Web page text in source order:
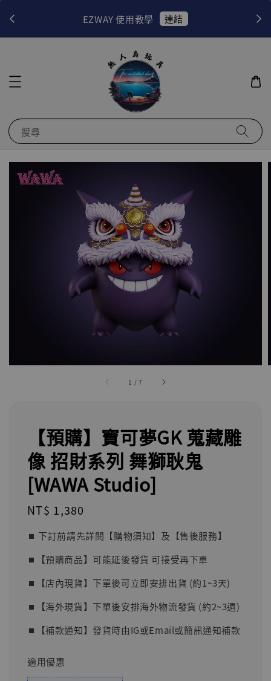
EZWAY 使用教學 連結 當
搜尋
1 /7
【預購】寶可夢GK 蒐藏雕
像 招財系列 舞獅耿鬼
[WAWA Studio]
Regular
NT$ 1,380
⏹︎ 下訂前請先詳閱【購物須知】及【售後服務】
⏹︎【預購商品】可能延後發貨 可接受再下單
⏹︎【店內現貨】下單後可立即安排出貨 (約1~3天)
⏹︎【海外現貨】下單後安排海外物流發貨 (約2~3週)
⏹︎【補款通知】發貨時由IG或Email或簡訊通知補款
適用優惠